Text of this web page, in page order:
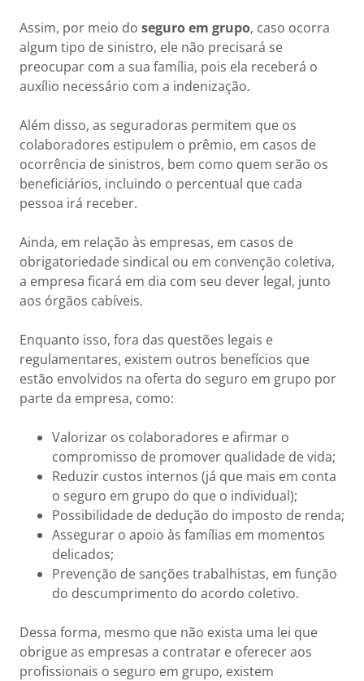
Assim, por meio do seguro em grupo, caso ocorra
algum tipo de sinistro, ele não precisará se
preocupar com a sua família, pois ela receberá o
auxílio necessário com a indenização.
Além disso, as seguradoras permitem que os
colaboradores estipulem o prêmio, em casos de
ocorrência de sinistros, bem como quem serão os
beneficiários, incluindo o percentual que cada
pessoa irá receber.
Ainda, em relação às empresas, em casos de
obrigatoriedade sindical ou em convenção coletiva,
a empresa ficará em dia com seu dever legal, junto
aos órgãos cabíveis.
Enquanto isso, fora das questões legais e
regulamentares, existem outros benefícios que
estão envolvidos na oferta do seguro em grupo por
parte da empresa, como:
Valorizar os colaboradores e afirmar o
compromisso de promover qualidade de vida;
Reduzir custos internos (já que mais em conta
o seguro em grupo do que o individual);
Possibilidade de dedução do imposto de renda;
Assegurar o apoio às famílias em momentos
delicados;
Prevenção de sanções trabalhistas, em função
do descumprimento do acordo coletivo.
Dessa forma, mesmo que não exista uma lei que
obrigue as empresas a contratar e oferecer aos
profissionais o seguro em grupo, existem